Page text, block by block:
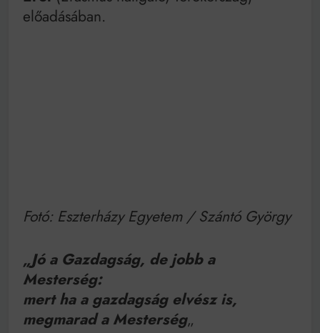
előadásában.
Fotó: Eszterházy Egyetem / Szántó György
„Jó a Gazdagság, de jobb a
Mesterség:
mert ha a gazdagság elvész is,
megmarad a Mesterség„